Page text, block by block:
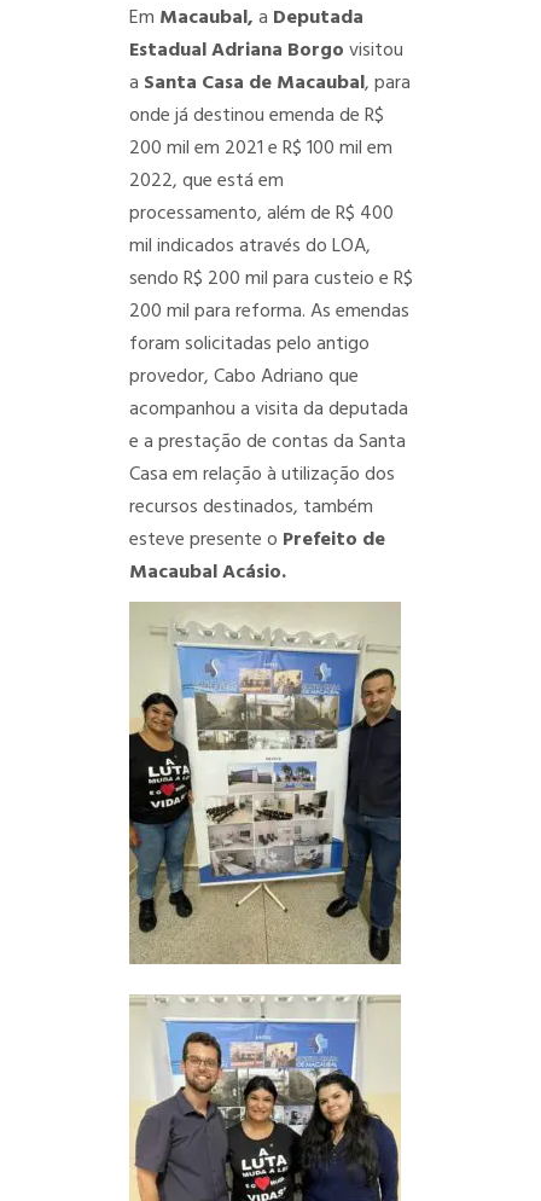
Em Macaubal,a Deputada
Estadual Adriana Borgovisitou
a Santa Casa de Macaubal, para
onde já destinou emenda de R$
200 mil em 2021 e R$ 100 mil em
2022, que está em
processamento, além de R$ 400
mil indicados através do LOA,
sendo R$ 200 mil para custeio e R$
200 mil para reforma. As emendas
foram solicitadas pelo antigo
provedor, Cabo Adriano que
acompanhou a visita da deputada
e a prestação de contas da Santa
Casa em relação à utilização dos
recursos destinados, também
esteve presente o Prefeito de
Macaubal Acásio.